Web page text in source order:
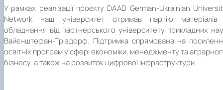
У рамках реалізації проєкту DAAD German-Ukrainian
Network наш університет отримав партію матеріалів
обладнання від партнерського університету прикладних
Вайєнштефан-Тріздорф. Підтримка спрямована на
освітніх програм у сфері економіки, менеджменту та
бізнесу, а також на розвиток цифрової інфраструктури.